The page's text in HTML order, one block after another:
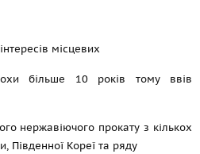
місцевих
більше 10 років тому ввів
нержавіючого прокату з кількох
Південної Кореї та ряду